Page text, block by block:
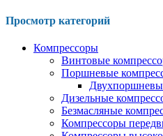
Просмотр категорий
Компрессоры
Винтовые
Поршневые
Дизельные
Безмасляные
Компрессоры